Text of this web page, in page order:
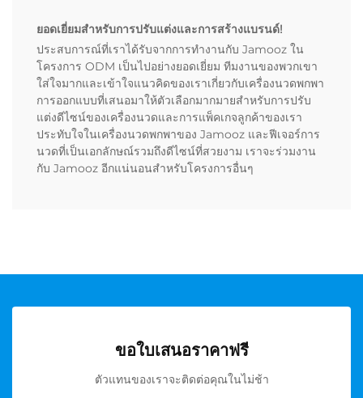
ยอดเยี่ยมสำหรับการปรับแต่งและการสร้างแบรนด์!
ประสบการณ์ที่เราได้รับจากการทำงานกับ Jamooz ใน
โครงการ ODM เป็นไปอย่างยอดเยี่ยม ทีมงานของพวกเขา
ใส่ใจมากและเข้าใจแนวคิดของเราเกี่ยวกับเครื่องนวดพกพา
การออกแบบที่เสนอมาให้ตัวเลือกมากมายสำหรับการปรับ
แต่งดีไซน์ของเครื่องนวดและการแพ็คเกจลูกค้าของเรา
ประทับใจในเครื่องนวดพกพาของ Jamooz และฟีเจอร์การ
นวดที่เป็นเอกลักษณ์รวมถึงดีไซน์ที่สวยงาม เราจะร่วมงาน
กับ Jamooz อีกแน่นอนสำหรับโครงการอื่นๆ
ขอใบเสนอราคาฟรี
ตัวแทนของเราจะติดต่อคุณในไม่ช้า